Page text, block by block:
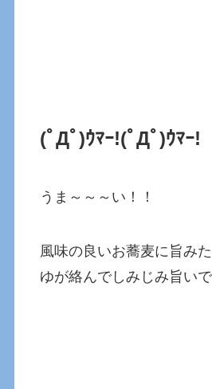
(ﾟДﾟ)ｳﾏｰ!(ﾟДﾟ)ｳﾏｰ!
うま～～～い！！
風味の良いお蕎麦に旨み
ゆが絡んでしみじみ旨いで